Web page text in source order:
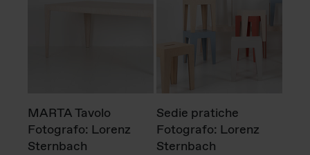
MARTA Tavolo
Fotografo: Lorenz
Sternbach
Sedie pratiche
Fotografo: Lorenz
Sternbach